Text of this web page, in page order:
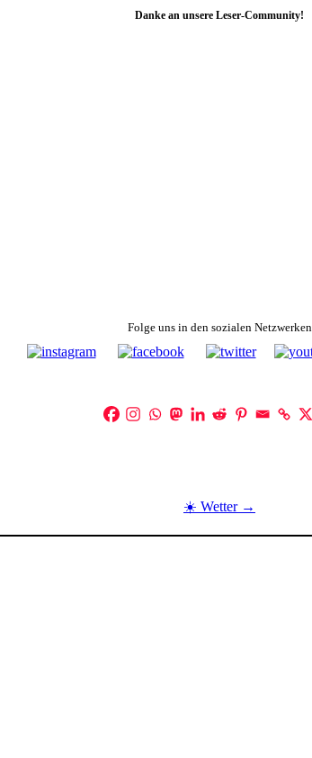
Danke an unsere Leser-Community!
Folge uns in den sozialen Netzwerken
☀️ Wetter →